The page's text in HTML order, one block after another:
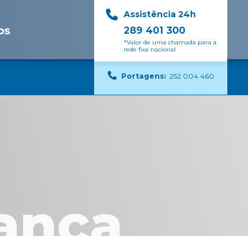
Assistência 24h
289 401 300
*Valor de uma chamada para a
rede fixa nacional
Portagens: 252 004 460